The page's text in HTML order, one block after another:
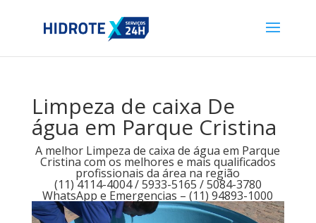
Limpeza de caixa De
água em Parque Cristina
A melhor Limpeza de caixa de água em Parque
Cristina com os melhores e mais qualificados
profissionais da área na região
(11) 4114-4004 / 5933-5165 / 5084-3780
WhatsApp e Emergencias – (11) 94893-1000